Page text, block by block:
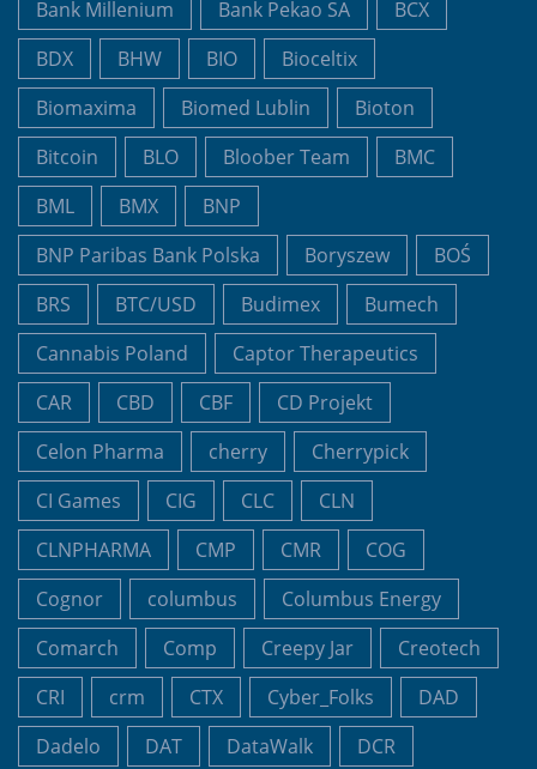
Bank Millenium
Bank Pekao SA
BCX
BDX
BHW BIO
Bioceltix
Biomaxima
Biomed Lublin
Bioton
Bitcoin
BLO Bloober Team
BMC
BML
BMX
BNP
BNP Paribas Bank Polska
Boryszew
BOŚ
BRS
BTC/USD Budimex
Bumech
Cannabis Poland
Captor Therapeutics
CAR
CBD CBF
CD Projekt
Celon Pharma
cherry
Cherrypick
CI Games
CIG CLC
CLN
CLNPHARMA
CMP CMR
COG
Cognor
columbus
Columbus Energy
Comarch
Comp Creepy Jar
Creotech
CRI
crm CTX Cyber_Folks
DAD
Dadelo
DAT DataWalk
DCR